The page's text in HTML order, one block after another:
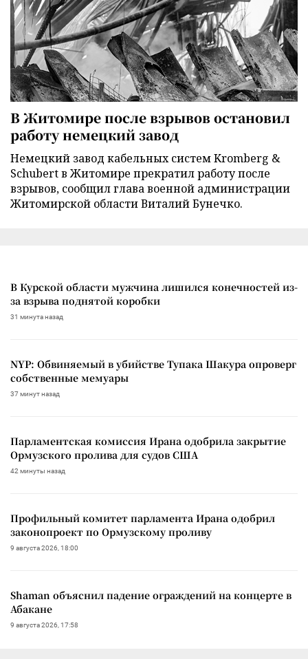
В Житомире после взрывов остановил
работу немецкий завод
Немецкий завод кабельных систем Kromberg &
Schubert в Житомире прекратил работу после
взрывов, сообщил глава военной администрации
Житомирской области Виталий Бунечко.
В Курской области мужчина лишился конечностей из-
за взрыва поднятой коробки
31 минута назад
NYP: Обвиняемый в убийстве Тупака Шакура опроверг
собственные мемуары
37 минут назад
Парламентская комиссия Ирана одобрила закрытие
Ормузского пролива для судов США
42 минуты назад
Профильный комитет парламента Ирана одобрил
законопроект по Ормузскому проливу
9 августа 2026, 18:00
Shaman объяснил падение ограждений на концерте в
Абакане
9 августа 2026, 17:58